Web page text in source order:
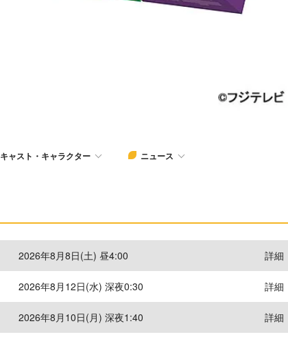
キャスト・キャラクター ニュース
2026年8月8日(土) 昼4:00 詳細
2026年8月12日(水) 深夜0:30 詳細
2026年8月10日(月) 深夜1:40 詳細